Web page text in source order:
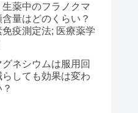
Cholesterol 2013）
生薬中のフラノクマ
含量はどのくらい？
免疫測定法; 医療薬学
ネシウムは服用回
らしても効果は変わ